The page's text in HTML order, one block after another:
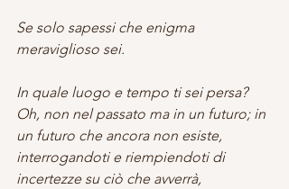
Se solo sapessi che enigma
meraviglioso sei.
In quale luogo e tempo ti sei persa?
Oh, non nel passato ma in un futuro; in
un futuro che ancora non esiste,
interrogandoti e riempiendoti di
incertezze su ciò che avverrà,